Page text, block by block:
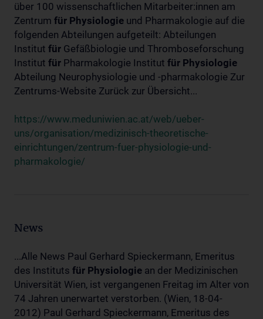
über 100 wissenschaftlichen Mitarbeiter:innen am
Zentrum für Physiologie und Pharmakologie auf die
folgenden Abteilungen aufgeteilt: Abteilungen
Institut für Gefäßbiologie und Thromboseforschung
Institut für Pharmakologie Institut für Physiologie
Abteilung Neurophysiologie und -pharmakologie Zur
Zentrums-Website Zurück zur Übersicht...
https://www.meduniwien.ac.at/web/ueber-
uns/organisation/medizinisch-theoretische-
einrichtungen/zentrum-fuer-physiologie-und-
pharmakologie/
News
...Alle News Paul Gerhard Spieckermann, Emeritus
des Instituts für Physiologie an der Medizinischen
Universität Wien, ist vergangenen Freitag im Alter von
74 Jahren unerwartet verstorben. (Wien, 18-04-
2012) Paul Gerhard Spieckermann, Emeritus des